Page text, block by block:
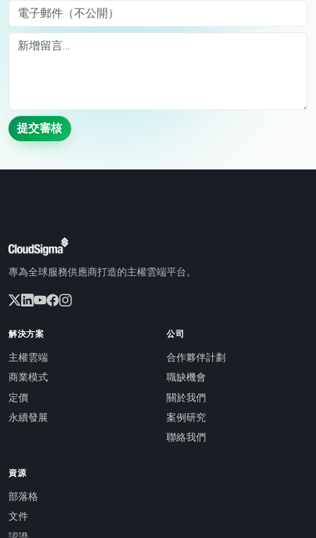
電子郵件（不公開）
Comment
提交審核
專為全球服務供應商打造的主權雲端平台。
解決方案
主權雲端
商業模式
定價
永續發展
公司
合作夥伴計劃
職缺機會
關於我們
案例研究
聯絡我們
資源
部落格
文件